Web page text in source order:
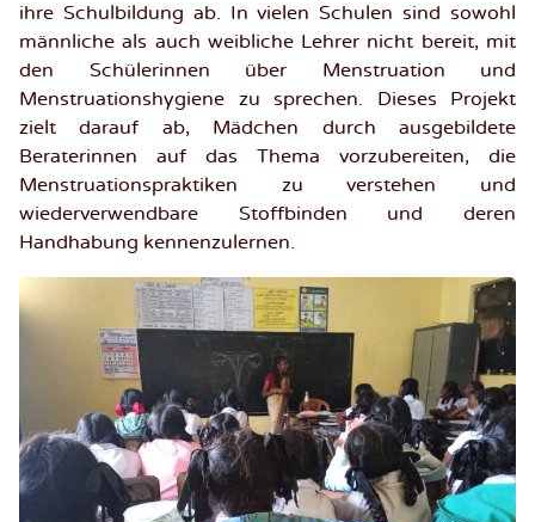
ihre Schulbildung ab. In vielen Schulen sind sowohl
männliche als auch weibliche Lehrer nicht bereit, mit
den Schülerinnen über Menstruation und
Menstruationshygiene zu sprechen. Dieses Projekt
zielt darauf ab, Mädchen durch ausgebildete
Beraterinnen auf das Thema vorzubereiten, die
Menstruationspraktiken zu verstehen und
wiederverwendbare Stoffbinden und deren
Handhabung kennenzulernen.